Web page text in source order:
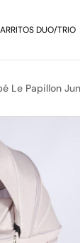
DUO/TRIO
Le Papillon